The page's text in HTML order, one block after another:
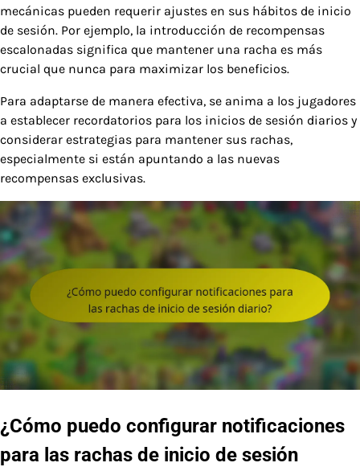
mecánicas pueden requerir ajustes en sus hábitos de inicio
de sesión. Por ejemplo, la introducción de recompensas
escalonadas significa que mantener una racha es más
crucial que nunca para maximizar los beneficios.
Para adaptarse de manera efectiva, se anima a los jugadores
a establecer recordatorios para los inicios de sesión diarios y
considerar estrategias para mantener sus rachas,
especialmente si están apuntando a las nuevas
recompensas exclusivas.
¿Cómo puedo configurar notificaciones
para las rachas de inicio de sesión